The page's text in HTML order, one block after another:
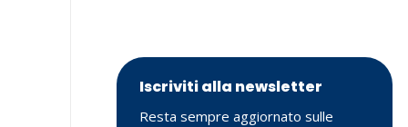
Iscriviti alla newsletter
Resta sempre aggiornato sulle